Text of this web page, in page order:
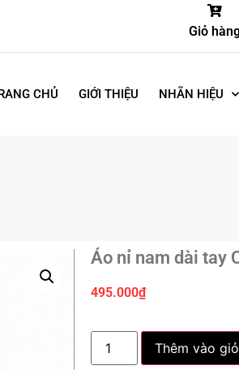
Giỏ
CHỦ GIỚI THIỆU NHÃN HIỆU
Áo nỉ nam dài tay
495.000₫
Thêm vào